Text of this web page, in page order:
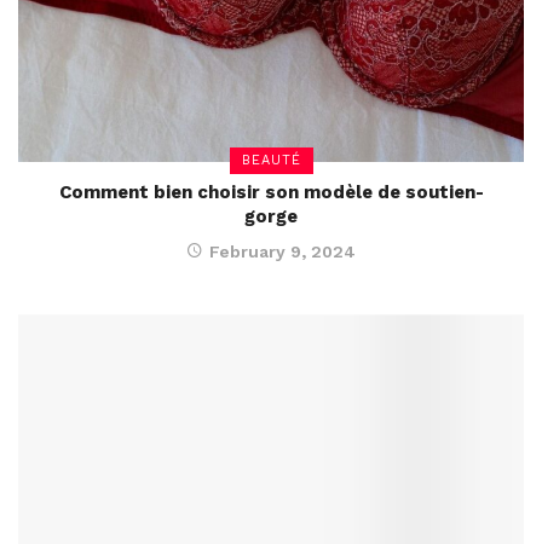
BEAUTÉ
Comment bien choisir son modèle de soutien-
gorge
February 9, 2024